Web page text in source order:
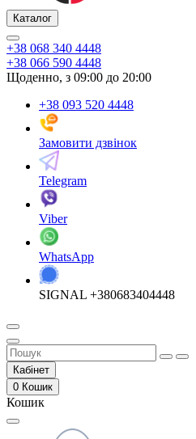
Каталог
+38 068 340 4448
+38 066 590 4448
Щоденно, з 09:00 до 20:00
+38 093 520 4448
Замовити дзвінок
Telegram
Viber
WhatsApp
SIGNAL +380683404448
Кабінет
0 Кошик
Кошик